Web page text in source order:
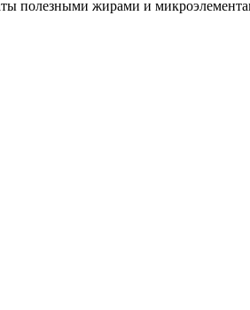
полезными жирами и